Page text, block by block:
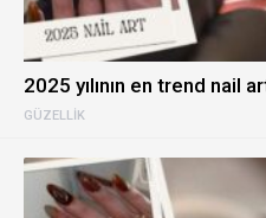
GÜZELLIK
2025 yılının en trend nail